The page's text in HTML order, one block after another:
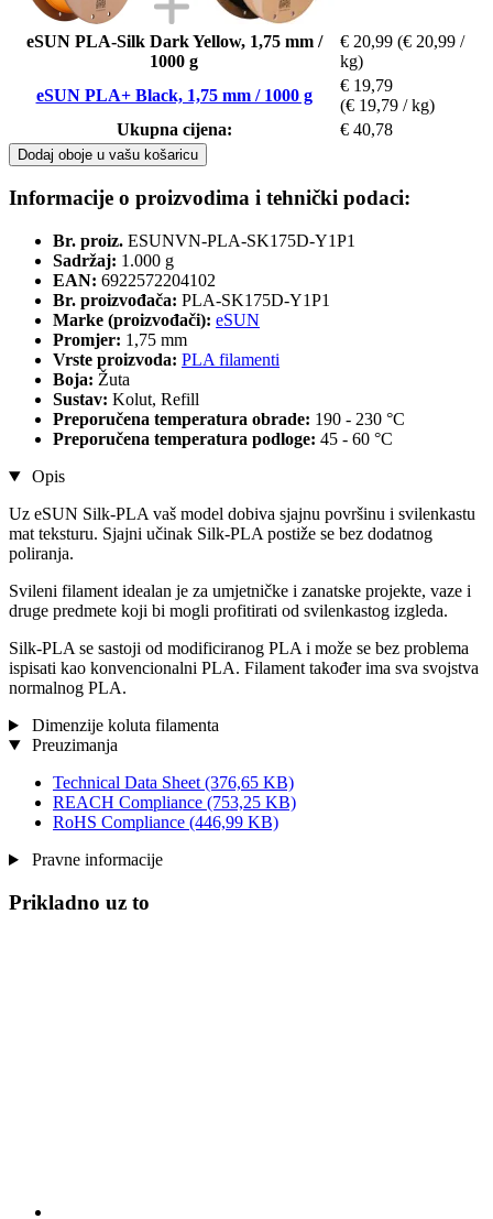
eSUN PLA-Silk Dark Yellow, 1,75 mm /
1000 g
€ 20,99 (€ 20,99 /
kg)
eSUN PLA+ Black, 1,75 mm / 1000 g
€ 19,79
(€ 19,79 / kg)
Ukupna cijena:
€ 40,78
Dodaj oboje u vašu košaricu
Informacije o proizvodima i tehnički podaci:
Br. proiz. ESUNVN-PLA-SK175D-Y1P1
Sadržaj: 1.000 g
EAN: 6922572204102
Br. proizvođača: PLA-SK175D-Y1P1
Marke (proizvođači): eSUN
Promjer: 1,75 mm
Vrste proizvoda: PLA filamenti
Boja: Žuta
Sustav: Kolut, Refill
Preporučena temperatura obrade: 190 - 230 °C
Preporučena temperatura podloge: 45 - 60 °C
Opis
Uz eSUN Silk-PLA vaš model dobiva sjajnu površinu i svilenkastu
mat teksturu. Sjajni učinak Silk-PLA postiže se bez dodatnog
poliranja.
Svileni filament idealan je za umjetničke i zanatske projekte, vaze i
druge predmete koji bi mogli profitirati od svilenkastog izgleda.
Silk-PLA se sastoji od modificiranog PLA i može se bez problema
ispisati kao konvencionalni PLA. Filament također ima sva svojstva
normalnog PLA.
Dimenzije koluta filamenta
Preuzimanja
Technical Data Sheet (376,65 KB)
REACH Compliance (753,25 KB)
RoHS Compliance (446,99 KB)
Pravne informacije
Prikladno uz to